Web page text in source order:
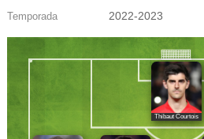
Temporada 2022-2023
Thibaut Courtois